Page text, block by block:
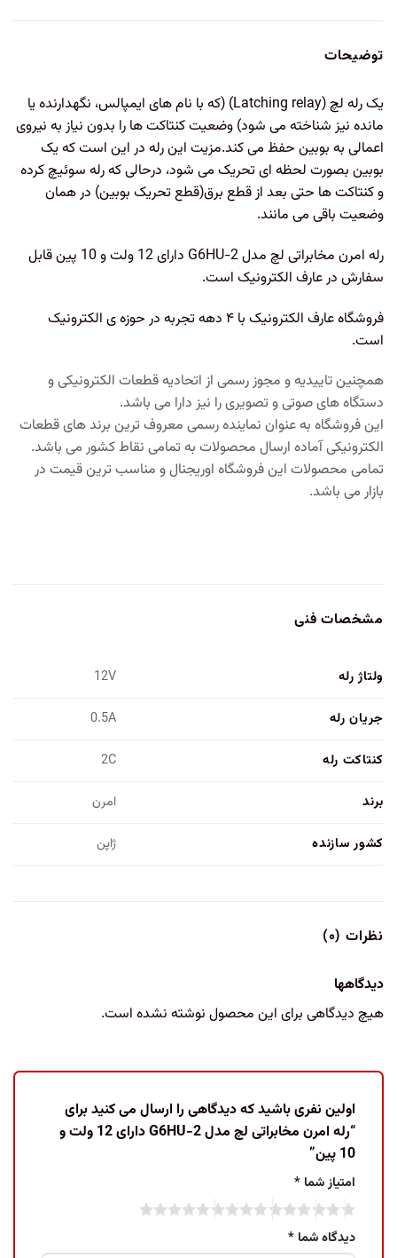
توضیحات
یک رله لچ (Latching relay) (که با نام های ایمپالس، نگهدارنده یا
مانده نیز شناخته می شود) وضعیت کنتاکت ها را بدون نیاز به نیروی
اعمالی به بوبین حفظ می کند.مزیت این رله در این است که یک
بوبین بصورت لحظه ای تحریک می شود، درحالی که رله سوئیچ کرده
و کنتاکت ها حتی بعد از قطع برق(قطع تحریک بوبین) در همان
وضعیت باقی می مانند.
رله امرن مخابراتی لچ مدل G6HU-2 دارای 12 ولت و 10 پین قابل
سفارش در عارف الکترونیک است.
فروشگاه عارف الکترونیک با ۴ دهه تجربه در حوزه ی الکترونیک
است.
همچنین تاییدیه و مجوز رسمی از اتحادیه قطعات الکترونیکی و
دستگاه های صوتی و تصویری را نیز دارا می باشد.
این فروشگاه به عنوان نماینده رسمی معروف ترین برند های قطعات
الکترونیکی آماده ارسال محصولات به تمامی نقاط کشور می باشد.
تمامی محصولات این فروشگاه اوریجنال و مناسب ترین قیمت در
بازار می باشد.
مشخصات فنی
ولتاژ رله 12V
جریان رله 0.5A
کنتاکت رله 2C
برند امرن
کشور سازنده ژاپن
نظرات (۰)
دیدگاهها
هیچ دیدگاهی برای این محصول نوشته نشده است.
اولین نفری باشید که دیدگاهی را ارسال می کنید برای
“رله امرن مخابراتی لچ مدل G6HU-2 دارای 12 ولت و
10 پین”
امتیاز شما *
دیدگاه شما *